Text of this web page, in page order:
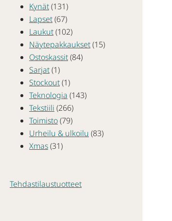
Kynät(131)
Lapset(67)
Laukut(102)
Näytepakkaukset(15)
Ostoskassit(84)
Sarjat(1)
Stockout(1)
Teknologia (143)
Tekstiili (266)
Toimisto(79)
Urheilu & ulkoilu (83)
Xmas(31)
Tehdastilaustuotteet